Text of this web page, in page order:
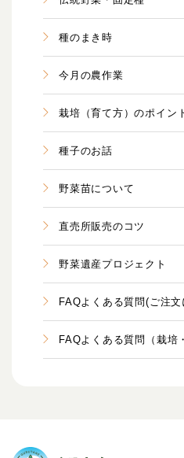
種のまき時
今月の農作業
栽培（育て方）のポイン
種子のお話
野菜苗について
直売所販売のコツ
野菜遺産プロジェクト
FAQよくある質問(ご注
FAQよくある質問（栽培